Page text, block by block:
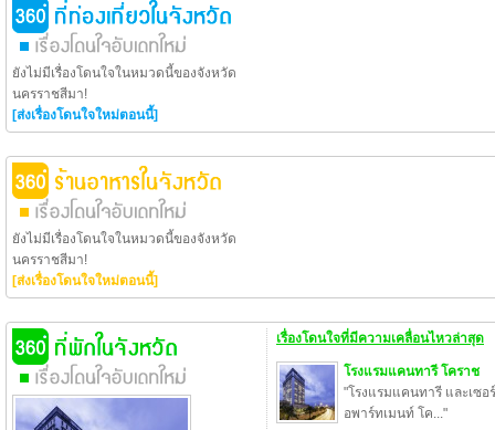
ยังไม่มีเรื่องโดนใจในหมวดนี้ของจังหวัด
นครราชสีมา!
[ส่งเรื่องโดนใจใหม่ตอนนี้]
ยังไม่มีเรื่องโดนใจในหมวดนี้ของจังหวัด
นครราชสีมา!
[ส่งเรื่องโดนใจใหม่ตอนนี้]
เรื่องโดนใจที่มีความเคลื่อนไหวล่าสุด
โรงแรมแคนทารี โคราช
"โรงแรมแคนทารี และเซอ
อพาร์ทเมนท์ โค..."